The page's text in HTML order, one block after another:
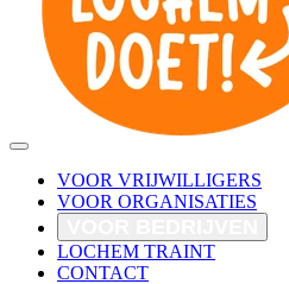
VOOR VRIJWILLIGERS
VOOR ORGANISATIES
LOCHEM TRAINT
CONTACT